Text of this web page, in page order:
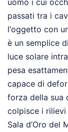
passati tra i
l’oggetto con
è un semplice
luce solare
pesa
capace di
forza della sua
colpisce i rilievi
Sala d’Oro del